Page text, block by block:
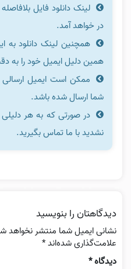
لینک دانلود فایل
در خواهد آمد.
همچنین لینک دانلود به
همین دلیل ایمیل خود را به
شما ارسال شده باشد.
در صورتی که به هر دلیلی
نشدید با ما تماس بگیرید.
دیدگاهتان را بنویسید
نشانی ایمیل شما منتشر نخواهد
علامت‌گذاری شده‌اند*
دیدگاه*